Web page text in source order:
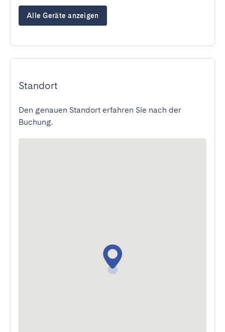
Alle Geräte anzeigen
Standort
Den genauen Standort erfahren Sie nach der
Buchung.